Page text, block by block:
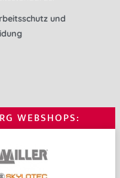
und
WEBSHOPS: